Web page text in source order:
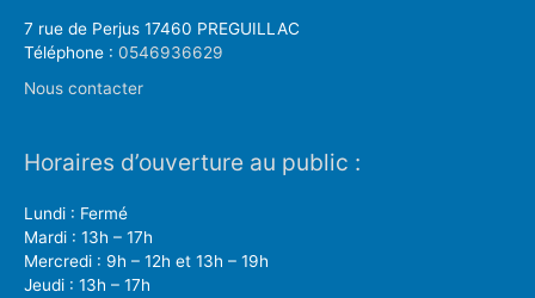
7 rue de Perjus 17460 PREGUILLAC
Téléphone : 0546936629
Nous contacter
Horaires d’ouverture au public :
Lundi : Fermé
Mardi : 13h – 17h
Mercredi : 9h – 12h et 13h – 19h
Jeudi : 13h – 17h